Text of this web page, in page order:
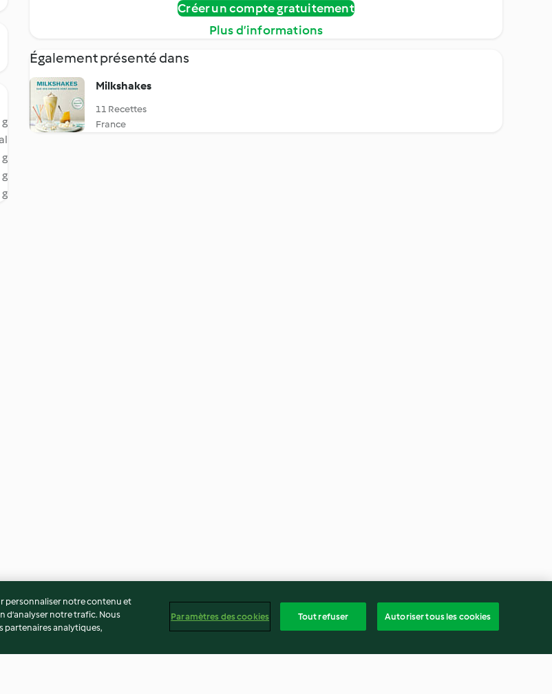
g
g
g
Créer un compte gratuitement
Plus d’informations
Également présenté dans
Milkshakes
11 Recettes
France
personnaliser notre contenu et
d’analyser notre trafic. Nous
partenaires analytiques,
Paramètres des cookies Tout refuser Autoriser tous les cookies